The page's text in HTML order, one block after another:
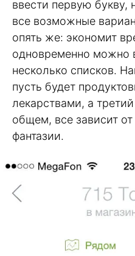
ввести первую букву,
все возможные
опять же: экономит
одновременно можно
несколько списков.
пусть будет
лекарствами, а
общем, все зависит
фантазии.